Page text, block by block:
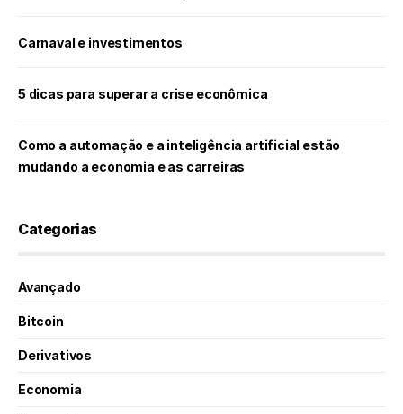
Carnaval e investimentos
5 dicas para superar a crise econômica
Como a automação e a inteligência artificial estão
mudando a economia e as carreiras
Categorias
Avançado
Bitcoin
Derivativos
Economia